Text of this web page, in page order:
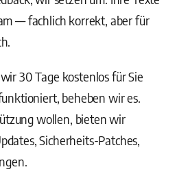
— fachlich korrekt, aber für
30 Tage kostenlos für Sie
beheben wir es.
wollen, bieten wir
Sicherheits-Patches,